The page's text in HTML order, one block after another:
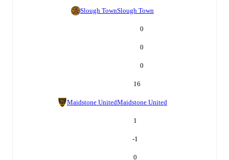
Slough TownSlough Town
0
0
0
16
Maidstone UnitedMaidstone United
1
-1
0